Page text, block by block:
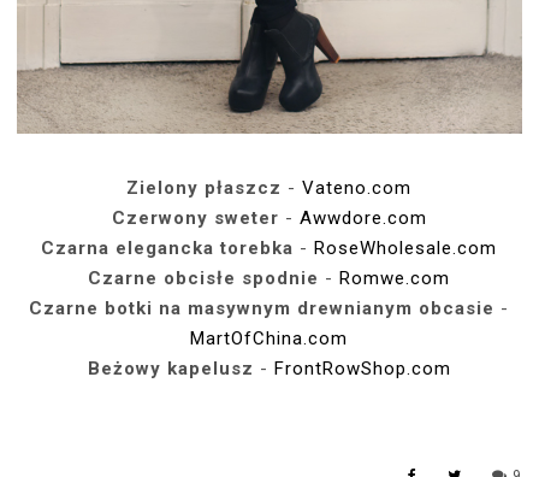
Zielony płaszcz -Vateno.com
Czerwony sweter - Awwdore.com
Czarna elegancka torebka -RoseWholesale.com
Czarne obcisłe spodnie -Romwe.com
Czarne botki na masywnym drewnianym obcasie -
MartOfChina.com
Beżowy kapelusz - FrontRowShop.com